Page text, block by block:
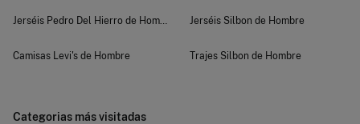
Jerséis Pedro Del Hierro de Hombre
Camisas Levi's de Hombre
Jerséis Silbon de Hombre
Trajes Silbon de Hombre
Categorias más visitadas